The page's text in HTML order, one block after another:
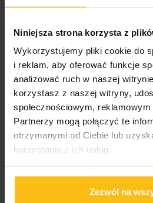
Niniejsza strona korzysta z
Wykorzystujemy pliki cookie do
i reklam, aby oferować funkcje
analizować ruch w naszej
korzystasz z naszej witryny,
społecznościowym,
Partnerzy mogą połączyć te
otrzymanymi od Ciebie lub
korzystania z ich usług.
Zezwól na
Kolagen, koenzym
Formuła została wzbogacona o
hydrolizowanego kolagenu,
60 mg koenzymu Q10.
prawidłowej produkcji
prawidłowe funkcjonowanie
doskonale uzupełnia